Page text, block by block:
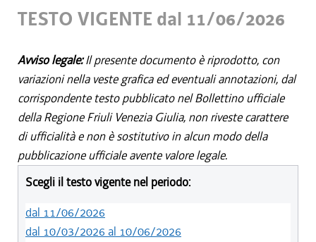
TESTO VIGENTE dal 11/06/2026
Avviso legale:Il presente documento è riprodotto, con
variazioni nella veste grafica ed eventuali annotazioni, dal
corrispondente testo pubblicato nel Bollettino ufficiale
della Regione Friuli Venezia Giulia, non riveste carattere
di ufficialità e non è sostitutivo in alcun modo della
pubblicazione ufficiale avente valore legale.
Scegli il testo vigente nel periodo:
dal 11/06/2026
dal 10/03/2026 al 10/06/2026